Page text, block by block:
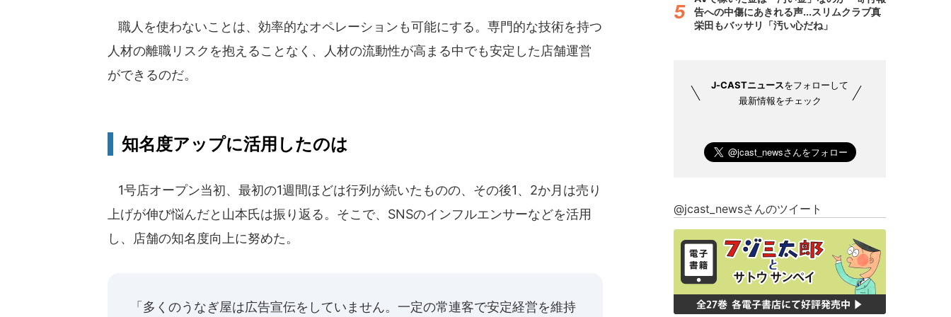
職人を使わないことは、効率的なオペレーションも可能にする。専門的な技術を持つ
人材の離職リスクを抱えることなく、人材の流動性が高まる中でも安定した店舗運営
ができるのだ。
知名度アップに活用したのは
1号店オープン当初、最初の1週間ほどは行列が続いたものの、その後1、2か月は売り
上げが伸び悩んだと山本氏は振り返る。そこで、SNSのインフルエンサーなどを活用
し、店舗の知名度向上に努めた。
「多くのうなぎ屋は広告宣伝をしていません。一定の常連客で安定経営を維持
告への中傷にあきれる声...スリムクラブ真
栄田もバッサリ「汚い心だね」
J-CASTニュースをフォローして
最新情報をチェック
@jcast_newsさんのツイート